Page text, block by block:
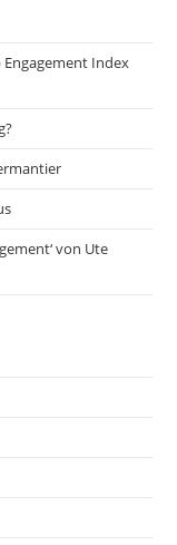
Engagement Index
von Ute